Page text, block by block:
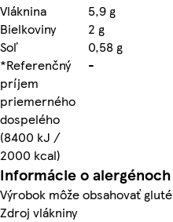
Vláknina
5,9 g
Bielkoviny
2 g
Soľ
0,58 g
*Referenčný
príjem
priemerného
dospelého
(8400 kJ /
2000 kcal)
-
Informácie o alergénoch
Výrobok môže obsahovať
Zdroj vlákniny